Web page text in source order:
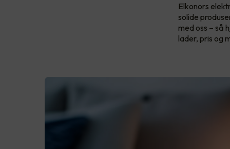
Elkonors
solide
med oss – så
lader, pris og